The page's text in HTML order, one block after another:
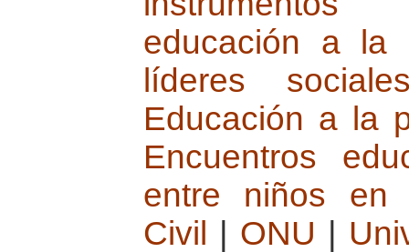
educación a la
líderes
Educación a la
Encuentros
entre niños en
Civil
ONU